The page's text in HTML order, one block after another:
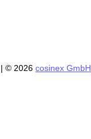
| © 2026 cosinex GmbH